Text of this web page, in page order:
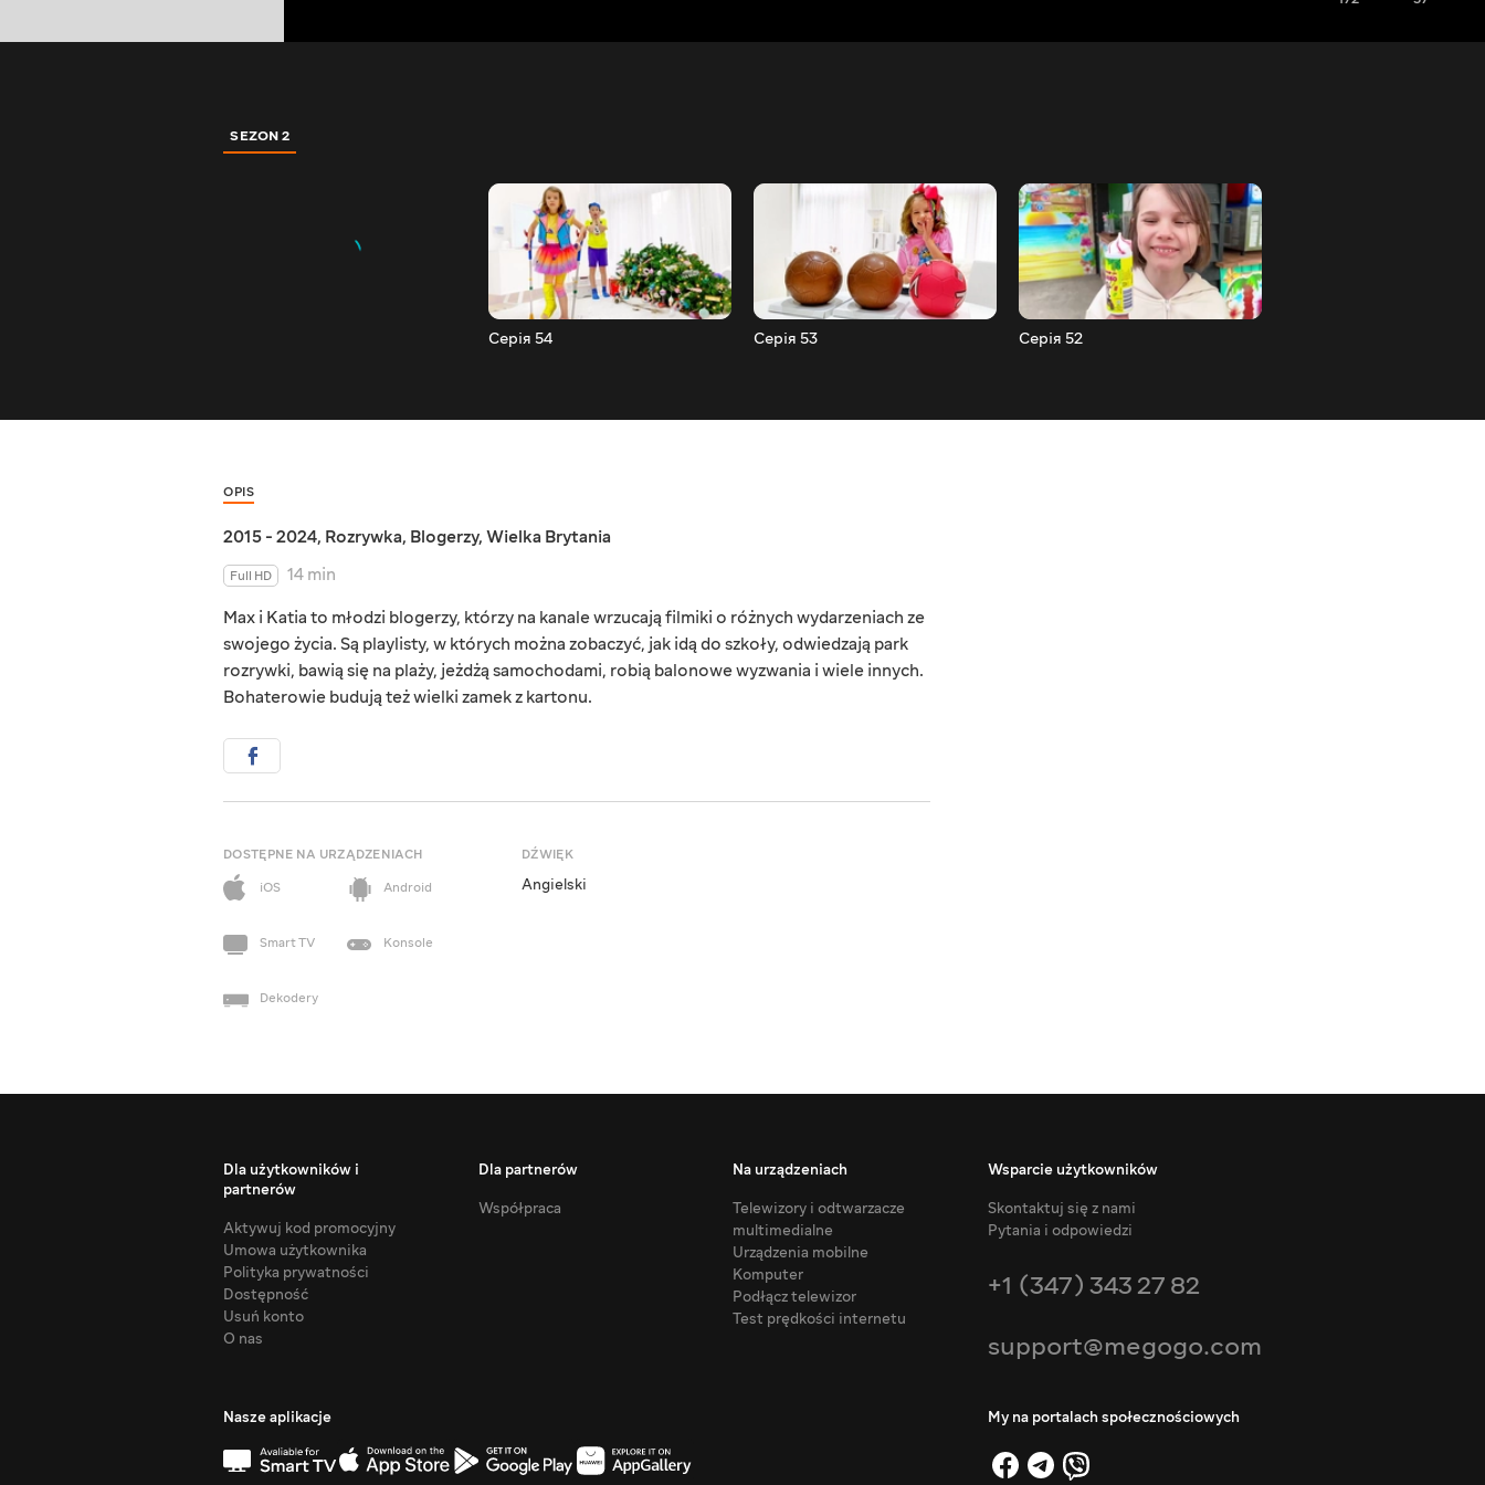
SEZON 2
Серія 54 Серія 53 Серія 52
OPIS
2015 - 2024, Rozrywka, Blogerzy, Wielka Brytania
Full HD
14 min
Max i Katia to młodzi blogerzy, którzy na kanale wrzucają filmiki o różnych wydarzeniach ze
swojego życia. Są playlisty, w których można zobaczyć, jak idą do szkoły, odwiedzają park
rozrywki, bawią się na plaży, jeżdżą samochodami, robią balonowe wyzwania i wiele innych.
Bohaterowie budują też wielki zamek z kartonu.
DOSTĘPNE NA URZĄDZENIACH
iOS
Android
Smart TV Konsole
Dekodery
DŹWIĘK
Angielski
Dla użytkowników i
partnerów
Aktywuj kod promocyjny
Umowa użytkownika
Polityka prywatności
Dostępność
Usuń konto
O nas
Dla partnerów
Współpraca
Na urządzeniach
Telewizory i odtwarzacze
multimedialne
Urządzenia mobilne
Komputer
Podłącz telewizor
Test prędkości internetu
Wsparcie użytkowników
Skontaktuj się z nami
Pytania i odpowiedzi
+1 (347) 343 27 82
support@megogo.com
Nasze aplikacje My na portalach społecznościowych